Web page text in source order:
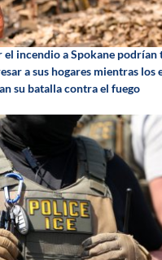
el incendio a Spokane podrían
a sus hogares mientras los
su batalla contra el fuego